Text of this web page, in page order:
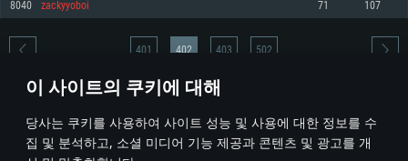
이 사이트의 쿠키에 대해
당사는 쿠키를 사용하여 사이트 성능 및 사용에 대한 정보를 수
집 및 분석하고, 소셜 미디어 기능 제공과 콘텐츠 및 광고를 개
570 혹은 그 이상
여유 저장 공간: 62.2 GB (전체 클라이언트)
네트워크: 브로드밴드 인터넷
여유 저장 공간: 62.2 GB (전체 클라이언트)
그래픽 카드: Vulkan 을 지원하고, 최신 그래픽 드라이버를 지원하는 NVIDIA
1060 (6개월 미만) 혹은 그와 동급의 성능을 가지며 최신 그래픽 드라이버를
지원하는 AMD RX 570 (6개월 미만; 최소사양 지원 해상도 720p) 이상
여유 저장 공간: 62.2 GB (전체 클라이언트)
8040 zackyyoboi 71 107
* 순위표는 매일 1회 갱신됩니다
401 402 403 502